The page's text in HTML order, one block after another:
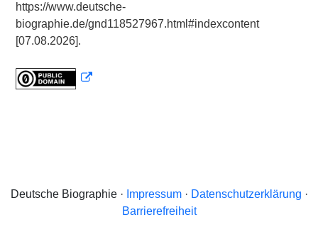
https://www.deutsche-
biographie.de/gnd118527967.html#indexcontent
[07.08.2026].
Deutsche Biographie · Impressum· Datenschutzerklärung ·
Barrierefreiheit